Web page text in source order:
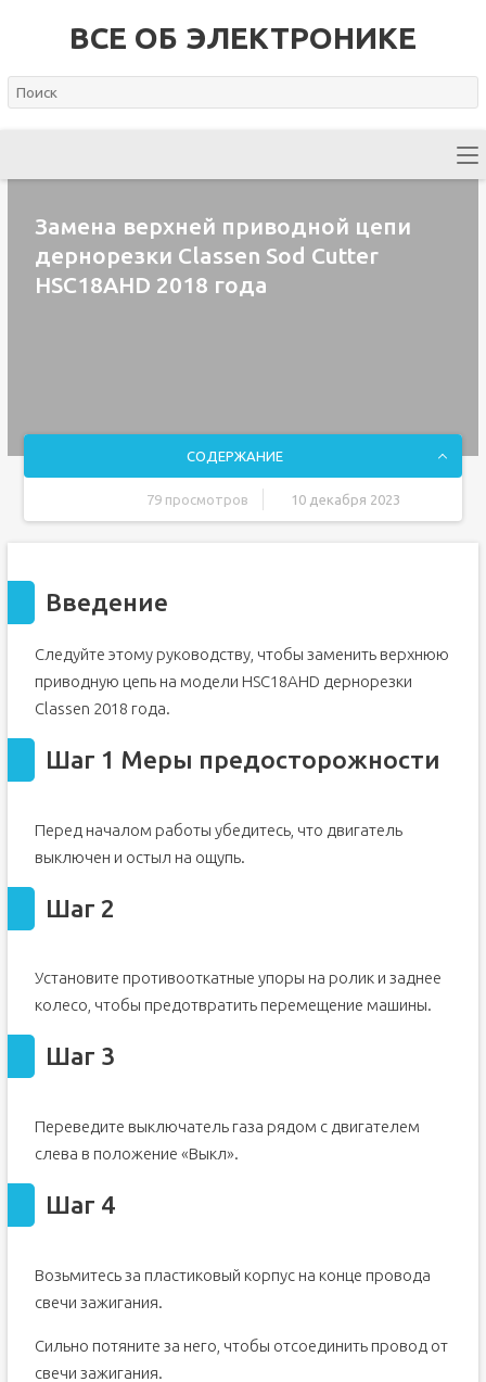
ВСЕ ОБ ЭЛЕКТРОНИКЕ
Замена верхней приводной цепи
дернорезки Classen Sod Cutter
HSC18AHD 2018 года
СОДЕРЖАНИЕ
79 просмотров 10 декабря 2023
Шаг 2
Шаг 4
Шаг 5 Отсоедините режущий нож
Шаг 6
Шаг 7. Снимите режущий нож
Шаг 10
Шаг 11 Снимите верхнюю цепь
Шаг 12
Шаг 17
Введение
Следуйте этому руководству, чтобы заменить верхнюю
приводную цепь на модели HSC18AHD дернорезки
Classen 2018 года.
Шаг 1 Меры предосторожности
Перед началом работы убедитесь, что двигатель
выключен и остыл на ощупь.
Шаг 2
Установите противооткатные упоры на ролик и заднее
колесо, чтобы предотвратить перемещение машины.
Шаг 3
Переведите выключатель газа рядом с двигателем
слева в положение «Выкл».
Шаг 4
Возьмитесь за пластиковый корпус на конце провода
свечи зажигания.
Сильно потяните за него, чтобы отсоединить провод от
свечи зажигания.